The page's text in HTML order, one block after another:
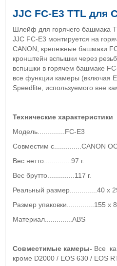
JJC FC-E3 TTL для
Шлейф для горячего башмака
JJC FC-E3 монтируется на
CANON, крепежные башмаки
кронштейн вспышки через
вспышки в горячем башмаке
все функции камеры (включая
Speedlite, используемого вне
Технические характеристики
Модель..............FC-E3
Совместим с..............CANON
Вес нетто..............97 г.
Вес брутто..............117 г.
Реальный размер..............40 x
Размер упаковки..............155 x
Материал..............ABS
Совместимые камеры- Все
кроме D2000 / EOS 630 / EOS